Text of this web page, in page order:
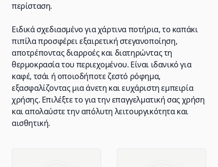
περίσταση.
Ειδικά σχεδιασμένο για χάρτινα ποτήρια, το καπάκι
πιπίλα προσφέρει εξαιρετική στεγανοποίηση,
αποτρέποντας διαρροές και διατηρώντας τη
θερμοκρασία του περιεχομένου. Είναι ιδανικό για
καφέ, τσάι ή οποιοδήποτε ζεστό ρόφημα,
εξασφαλίζοντας μια άνετη και ευχάριστη εμπειρία
χρήσης. Επιλέξτε το για την επαγγελματική σας χρήση
και απολαύστε την απόλυτη λειτουργικότητα και
αισθητική.